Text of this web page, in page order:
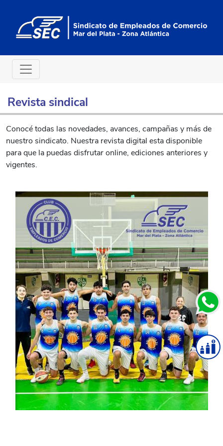
Revista sindical
Conocé todas las novedades, avances, campañas y más de
nuestro sindicato. Nuestra revista digital esta disponible
para que la puedas disfrutar online, ediciones anteriores y
vigentes.